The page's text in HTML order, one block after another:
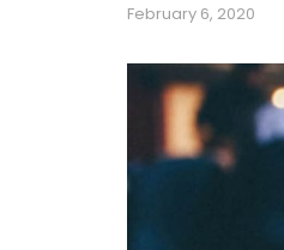
February 6, 2020